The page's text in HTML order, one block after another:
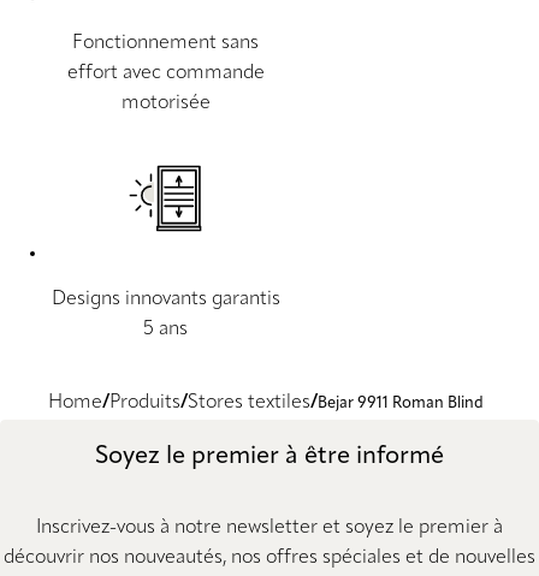
Fonctionnement sans
effort avec commande
motorisée
Designs innovants garantis
5 ans
Home Produits Stores textiles Bejar 9911 Roman Blind
Soyez le premier à être informé
Inscrivez-vous à notre newsletter et soyez le premier à
découvrir nos nouveautés, nos offres spéciales et de nouvelles